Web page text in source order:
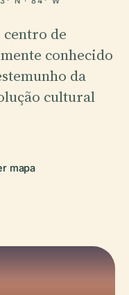
de
conhecido
da
cultural
mapa